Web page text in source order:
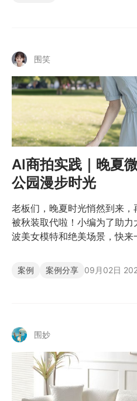
围笑
AI商拍实践｜晚夏
公园漫步时光
老板们，晚夏时光悄然到来
被秋装取代啦！小编为了助
波美女模特和绝美场景，快来
案例 案例分享 09月02日
围妙